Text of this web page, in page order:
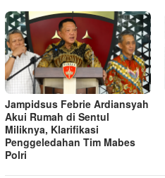
Jampidsus Febrie Ardiansyah
Akui Rumah di Sentul
Miliknya, Klarifikasi
Penggeledahan Tim Mabes
Polri